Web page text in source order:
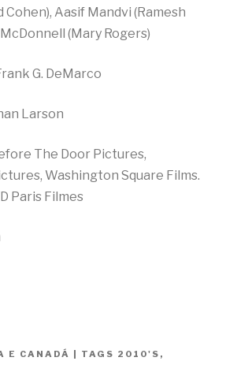
Cohen), Aasif Mandvi (Ramesh
(Mary Rogers)
G. DeMarco
Larson
The Door Pictures,
Washington Square Films.
Paris Filmes
E CANADÁ TAGS 2010'S ,